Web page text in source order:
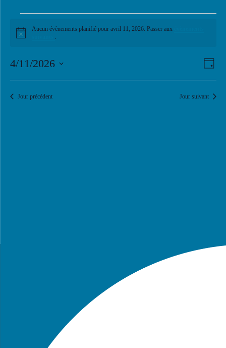
for
11,
Notice
Aucun évènements planifié pour avril 11, 2026. Passer aux
.
de
vues
Jour
4/11/2026
date.Jour précédent Jour suivant